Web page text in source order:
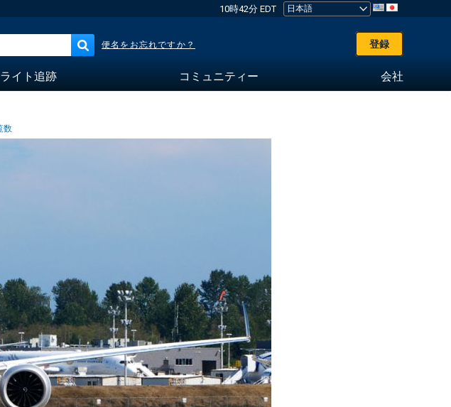
10時42分 EDT
便名をお忘れですか？ 登録
イト追跡 コミュニティー 会社
数